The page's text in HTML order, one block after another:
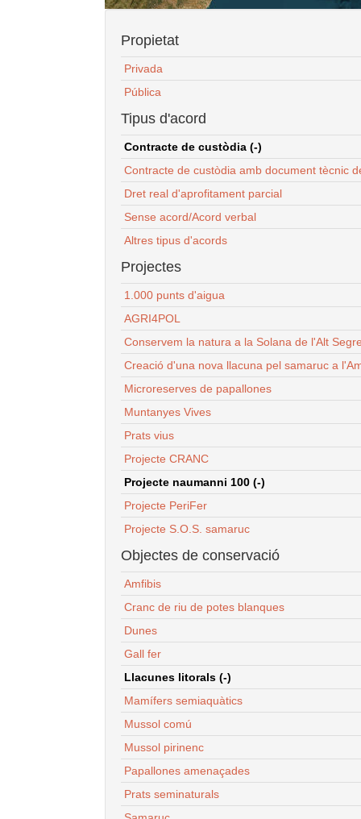
Propietat
Privada
Pública
Tipus d'acord
Contracte de custòdia (-)
Contracte de custòdia amb document tècnic
Dret real d'aprofitament parcial
Sense acord/Acord verbal
Altres tipus d'acords
Projectes
1.000 punts d'aigua
AGRI4POL
Conservem la natura a la Solana de l'Alt
Creació d'una nova llacuna pel samaruc a
Microreserves de papallones
Muntanyes Vives
Prats vius
Projecte CRANC
Projecte naumanni 100 (-)
Projecte PeriFer
Projecte S.O.S. samaruc
Objectes de conservació
Amfibis
Cranc de riu de potes blanques
Dunes
Gall fer
Llacunes litorals (-)
Mamífers semiaquàtics
Mussol comú
Mussol pirinenc
Papallones amenaçades
Prats seminaturals